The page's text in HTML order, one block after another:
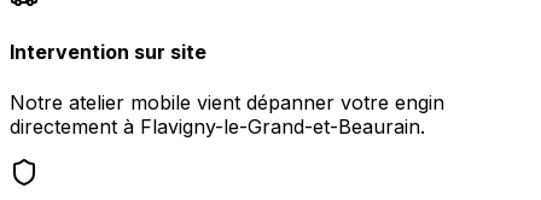
Intervention sur site
Notre atelier mobile vient dépanner votre engin
directement à Flavigny-le-Grand-et-Beaurain.